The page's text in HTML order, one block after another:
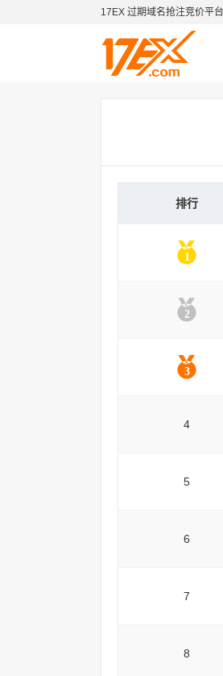
17EX 过期域名抢注竞价平台
排行
4
5
6
7
8